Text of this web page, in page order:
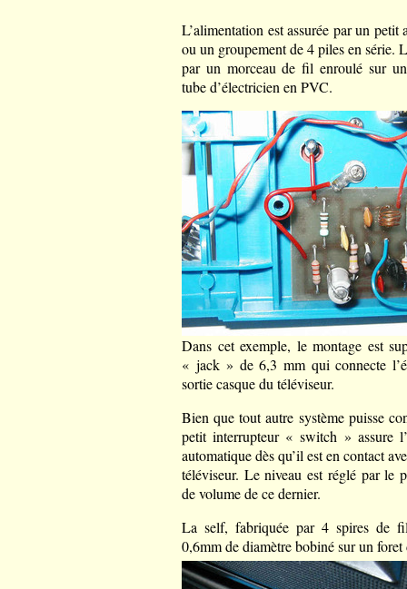
L’alimentation est assurée par un petit
ou un groupement de 4 piles en série.
par un morceau de fil enroulé sur
tube d’électricien en PVC.
Dans cet exemple, le montage est
« jack » de 6,3 mm qui connecte
sortie casque du téléviseur.
Bien que tout autre système puisse
petit interrupteur « switch » assure
automatique dès qu’il est en contact
téléviseur. Le niveau est réglé par le
de volume de ce dernier.
La self, fabriquée par 4 spires de
0,6mm de diamètre bobiné sur un foret